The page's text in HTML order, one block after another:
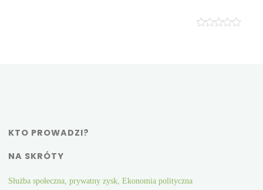
KTO PROWADZI?
NA SKRÓTY
Służba społeczna, prywatny zysk, Ekonomia polityczna